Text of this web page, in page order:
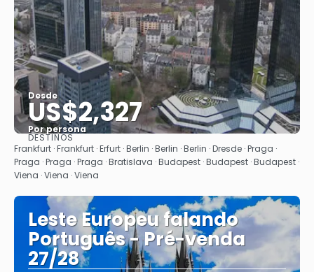
Desde
US$2,327
Por persona
Ver
DESTINOS
Frankfurt · Frankfurt · Erfurt · Berlin · Berlin · Berlin · Dresde · Praga ·
Praga · Praga · Praga · Bratislava · Budapest · Budapest · Budapest ·
Viena · Viena · Viena
Leste Europeu falando
Português - Pré-venda
27/28